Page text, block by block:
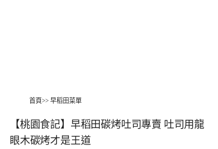
首頁>> 早稻田菜單
【桃園食記】早稻田碳烤吐司專賣 吐司用龍
眼木碳烤才是王道